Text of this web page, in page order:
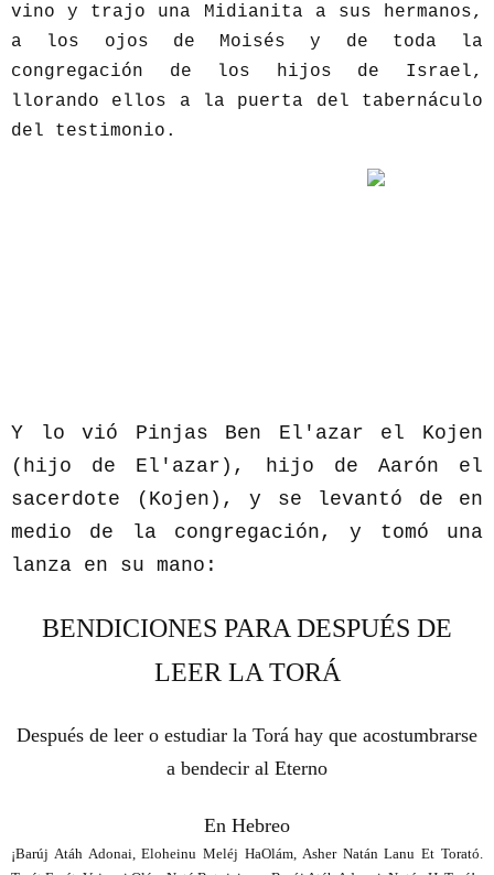
vino y trajo una Midianita a sus hermanos,
a los ojos de Moisés y de toda la
congregación de los hijos de Israel,
llorando ellos a la puerta del tabernáculo
del testimonio.
Y lo vió Pinjas Ben El'azar el Kojen
(hijo de El'azar), hijo de Aarón el
sacerdote (Kojen), y se levantó de en
medio de la congregación, y tomó una
lanza en su mano:
BENDICIONES PARA DESPUÉS DE
LEER LA TORÁ
Después de leer o estudiar la Torá hay que acostumbrarse
a bendecir al Eterno
En Hebreo
¡Barúj Atáh Adonai, Eloheinu Meléj HaOlám, Asher Natán Lanu Et Torató.